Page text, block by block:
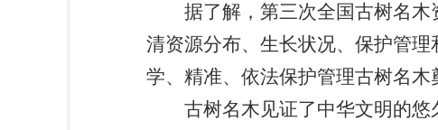
据了解，第三次全国古树名木
清资源分布、生长状况、保护管
学、精准、依法保护管理古树名木
古树名木见证了中华文明的悠